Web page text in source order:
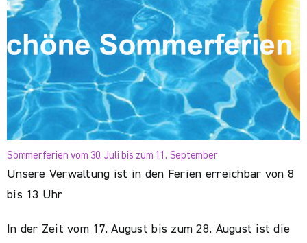
Sommerferien vom 30. Juli bis zum 11. September
Unsere Verwaltung ist in den Ferien erreichbar von 8
bis 13 Uhr
In der Zeit vom 17. August bis zum 28. August ist die